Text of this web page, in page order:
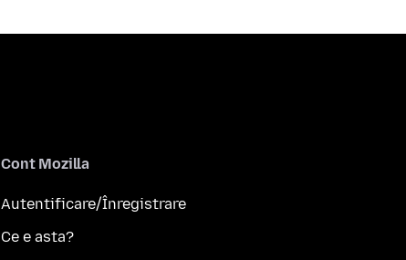
Cont Mozilla
Autentificare/Înregistrare
Ce e asta?